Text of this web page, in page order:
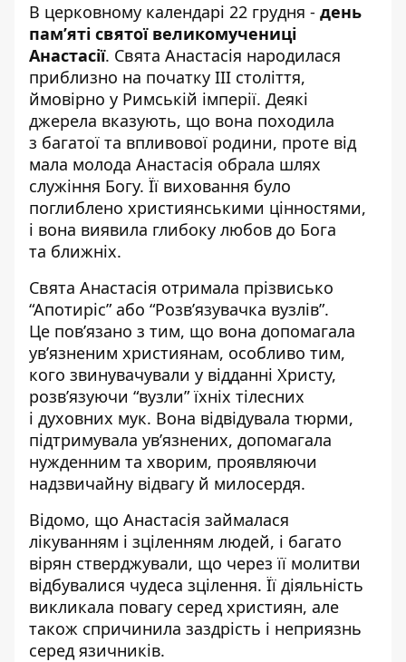
В церковному календарі 22 грудня - день
пам’яті святої великомучениці
Анастасії. Свята Анастасія народилася
приблизно на початку III століття,
ймовірно у Римській імперії. Деякі
джерела вказують, що вона походила
з багатої та впливової родини, проте від
мала молода Анастасія обрала шлях
служіння Богу. Її виховання було
поглиблено християнськими цінностями,
і вона виявила глибоку любов до Бога
та ближніх.
Свята Анастасія отримала прізвисько
“Апотиріс” або “Розв’язувачка вузлів”.
Це пов’язано з тим, що вона допомагала
ув’язненим християнам, особливо тим,
кого звинувачували у відданні Христу,
розв’язуючи “вузли” їхніх тілесних
і духовних мук. Вона відвідувала тюрми,
підтримувала ув’язнених, допомагала
нужденним та хворим, проявляючи
надзвичайну відвагу й милосердя.
Відомо, що Анастасія займалася
лікуванням і зціленням людей, і багато
вірян стверджували, що через її молитви
відбувалися чудеса зцілення. Її діяльність
викликала повагу серед християн, але
також спричинила заздрість і неприязнь
серед язичників.